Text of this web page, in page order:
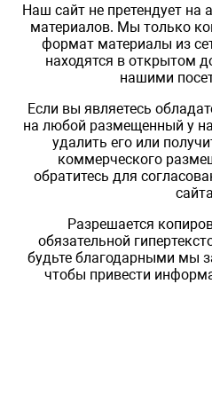
Наш сайт не претендует на
материалов. Мы только
формат материалы из
находятся в открытом
нашими
Если вы являетесь
на любой размещенный у
удалить его или
коммерческого
обратитесь для
Разрешается
обязательной
будьте благодарными мы
чтобы привести